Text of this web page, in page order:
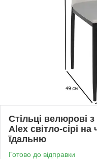
Стільці велюрові
Alex світло-сірі
їдальню
Готово до відправки